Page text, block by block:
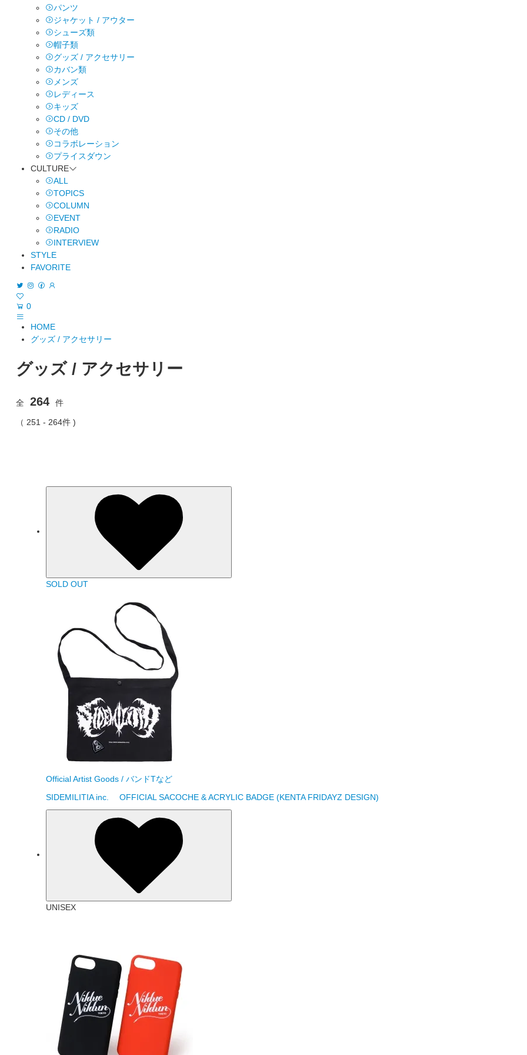
パンツ
ジャケット / アウター
シューズ類
帽子類
グッズ / アクセサリー
カバン類
メンズ
レディース
キッズ
CD / DVD
その他
コラボレーション
プライスダウン
CULTURE
ALL
TOPICS
COLUMN
EVENT
RADIO
INTERVIEW
STYLE
FAVORITE
0
HOME
グッズ / アクセサリー
グッズ / アクセサリー
全 264 件
（ 251 - 264件 )
SOLD OUT
Official Artist Goods / バンドTなど
SIDEMILITIA inc. OFFICIAL SACOCHE & ACRYLIC BADGE (KENTA FRIDAYZ DESIGN)
UNISEX